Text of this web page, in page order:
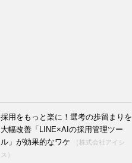
採用をもっと楽に！選考の歩留まりを
大幅改善「LINE×AIの採用管理ツー
ル」が効果的なワケ
（株式会社アイシ
ス）